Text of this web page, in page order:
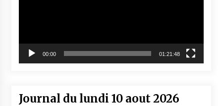
00:00 01:21:48
Journal du lundi 10 aout 2026